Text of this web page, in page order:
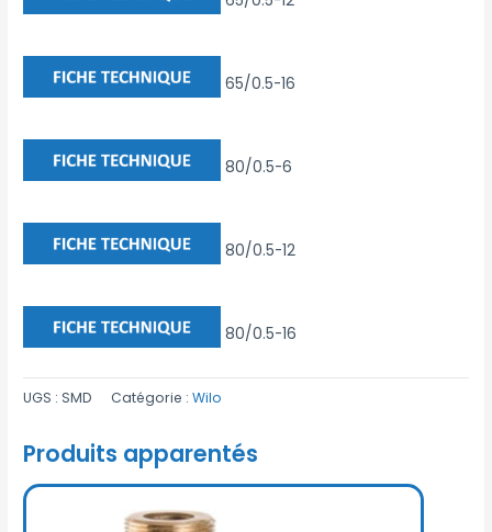
65/0.5-16
80/0.5-6
80/0.5-12
80/0.5-16
UGS : SMD Catégorie :Wilo
Produits apparentés